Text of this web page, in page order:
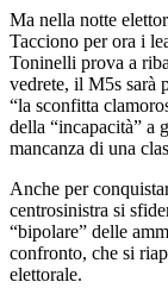
Ma nella notte
Tacciono per ora i
Toninelli prova a
vedrete, il M5s sarà
“la sconfitta
della “incapacità” a
mancanza di una
Anche per
centrosinistra si
“bipolare” delle
confronto, che si
elettorale.